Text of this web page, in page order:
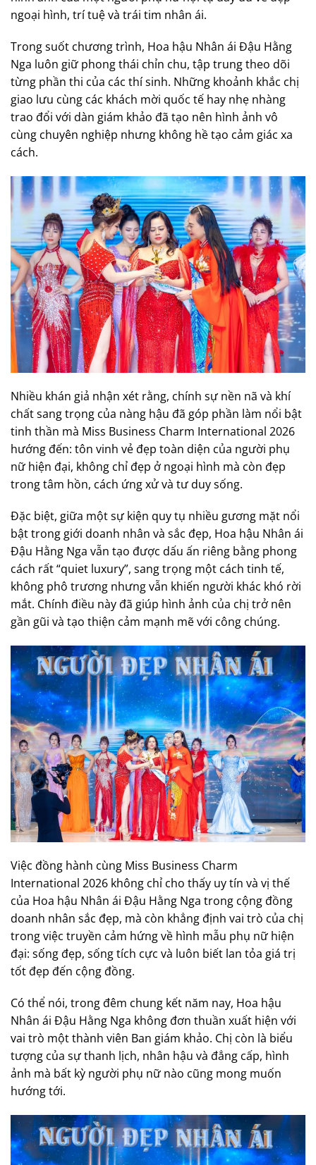
ngoại hình, trí tuệ và trái tim nhân ái.
Trong suốt chương trình, Hoa hậu Nhân ái Đậu Hằng
Nga luôn giữ phong thái chỉn chu, tập trung theo dõi
từng phần thi của các thí sinh. Những khoảnh khắc chị
giao lưu cùng các khách mời quốc tế hay nhẹ nhàng
trao đổi với dàn giám khảo đã tạo nên hình ảnh vô
cùng chuyên nghiệp nhưng không hề tạo cảm giác xa
cách.
Nhiều khán giả nhận xét rằng, chính sự nền nã và khí
chất sang trọng của nàng hậu đã góp phần làm nổi bật
tinh thần mà Miss Business Charm International 2026
hướng đến: tôn vinh vẻ đẹp toàn diện của người phụ
nữ hiện đại, không chỉ đẹp ở ngoại hình mà còn đẹp
trong tâm hồn, cách ứng xử và tư duy sống.
Đặc biệt, giữa một sự kiện quy tụ nhiều gương mặt nổi
bật trong giới doanh nhân và sắc đẹp, Hoa hậu Nhân ái
Đậu Hằng Nga vẫn tạo được dấu ấn riêng bằng phong
cách rất “quiet luxury”, sang trọng một cách tinh tế,
không phô trương nhưng vẫn khiến người khác khó rời
mắt. Chính điều này đã giúp hình ảnh của chị trở nên
gần gũi và tạo thiện cảm mạnh mẽ với công chúng.
Việc đồng hành cùng Miss Business Charm
International 2026 không chỉ cho thấy uy tín và vị thế
của Hoa hậu Nhân ái Đậu Hằng Nga trong cộng đồng
doanh nhân sắc đẹp, mà còn khẳng định vai trò của chị
trong việc truyền cảm hứng về hình mẫu phụ nữ hiện
đại: sống đẹp, sống tích cực và luôn biết lan tỏa giá trị
tốt đẹp đến cộng đồng.
Có thể nói, trong đêm chung kết năm nay, Hoa hậu
Nhân ái Đậu Hằng Nga không đơn thuần xuất hiện với
vai trò một thành viên Ban giám khảo. Chị còn là biểu
tượng của sự thanh lịch, nhân hậu và đẳng cấp, hình
ảnh mà bất kỳ người phụ nữ nào cũng mong muốn
hướng tới.